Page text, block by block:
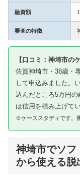
融資額
審査の特徴
【口コミ：神埼市の
佐賀神埼市・38歳・
して申込みました。
込んだところ5万円
は信用を積み上げてい
※ケーススタディです。
神埼市でソフ
から使える脱